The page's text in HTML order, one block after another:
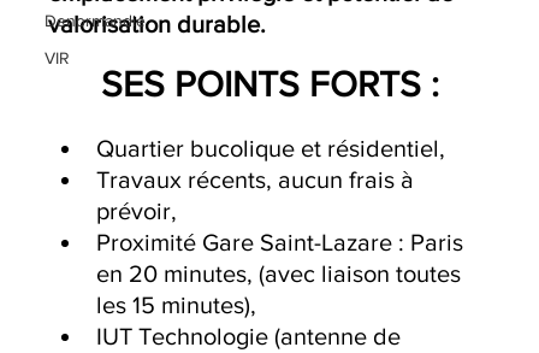
Denormandie
VIR
valorisation durable.
SES POINTS FORTS :
Quartier bucolique et résidentiel,
Travaux récents, aucun frais à
prévoir,
Proximité Gare Saint-Lazare : Paris
en 20 minutes, (avec liaison toutes
les 15 minutes),
IUT Technologie (antenne de